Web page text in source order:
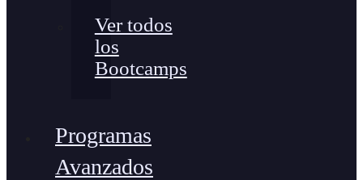
Ver todos
los
Bootcamps
Programas
Avanzados